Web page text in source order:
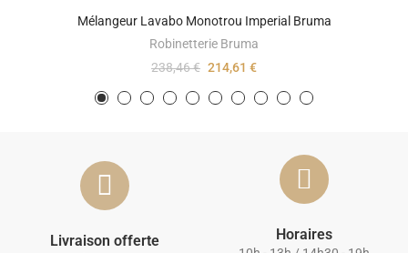
Mélangeur Lavabo Monotrou Imperial Bruma
Robinetterie Bruma
238,46 € 214,61 €
Livraison offerte Horaires